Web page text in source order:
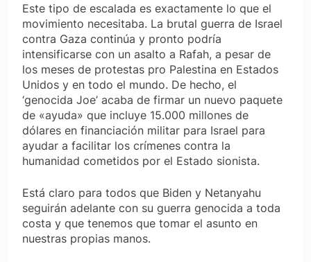
Este tipo de escalada es exactamente lo que el
movimiento necesitaba. La brutal guerra de Israel
contra Gaza continúa y pronto podría
intensificarse con un asalto a Rafah, a pesar de
los meses de protestas pro Palestina en Estados
Unidos y en todo el mundo. De hecho, el
‘genocida Joe’ acaba de firmar un nuevo paquete
de «ayuda» que incluye 15.000 millones de
dólares en financiación militar para Israel para
ayudar a facilitar los crímenes contra la
humanidad cometidos por el Estado sionista.
Está claro para todos que Biden y Netanyahu
seguirán adelante con su guerra genocida a toda
costa y que tenemos que tomar el asunto en
nuestras propias manos.